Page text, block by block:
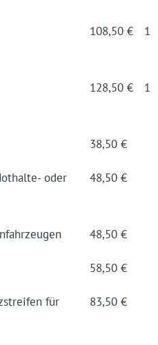
108,50 € 1
128,50 € 1
38,50 €
oder
48,50 €
48,50 €
58,50 €
für
83,50 €